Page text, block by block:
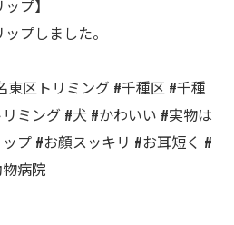
プ】
プしました。
東区トリミング #千種区 #千種
ミング #犬 #かわいい #実物は
プ #お顔スッキリ #お耳短く #
病院